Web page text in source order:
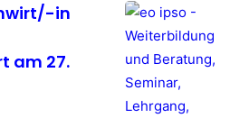
in
am 27.